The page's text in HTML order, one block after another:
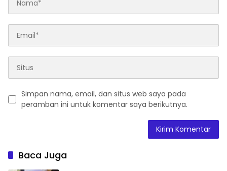
Simpan nama, email, dan situs web saya pada
peramban ini untuk komentar saya berikutnya.
Baca Juga